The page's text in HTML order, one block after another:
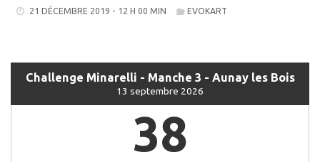
21 DÉCEMBRE 2019 - 12 H 00 MIN EVOKART
Challenge Minarelli - Manche 3 - Aunay les Bois
13 septembre 2026
38